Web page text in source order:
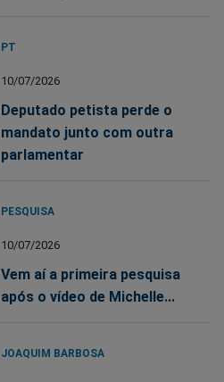
PT
10/07/2026
Deputado petista perde o
mandato junto com outra
parlamentar
PESQUISA
10/07/2026
Vem aí a primeira pesquisa
após o vídeo de Michelle...
JOAQUIM BARBOSA